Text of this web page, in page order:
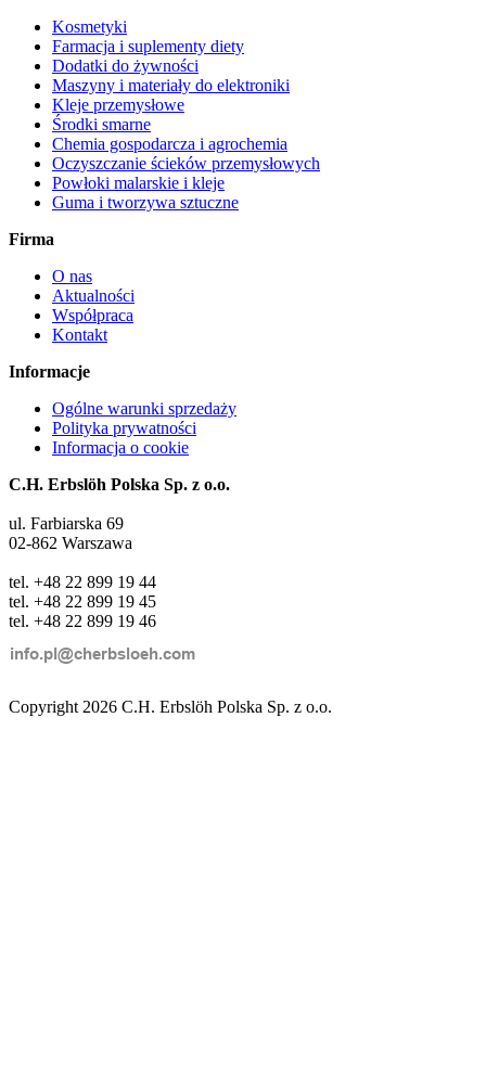
Kosmetyki
Farmacja i suplementy diety
Dodatki do żywności
Maszyny i materiały do elektroniki
Kleje przemysłowe
Środki smarne
Chemia gospodarcza i agrochemia
Oczyszczanie ścieków przemysłowych
Powłoki malarskie i kleje
Guma i tworzywa sztuczne
Firma
O nas
Aktualności
Współpraca
Kontakt
Informacje
Ogólne warunki sprzedaży
Polityka prywatności
Informacja o cookie
C.H. Erbslöh Polska Sp. z o.o.
ul. Farbiarska 69
02-862 Warszawa
tel. +48 22 899 19 44
tel. +48 22 899 19 45
tel. +48 22 899 19 46
Copyright 2026 C.H. Erbslöh Polska Sp. z o.o.